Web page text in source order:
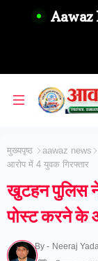
Aawaz
मुख्यपृष्ठ aawaz news
आरोप में 4 युवक गिरफ्तार
खुटहन पुलिस
पोस्ट करने के
By - Neeraj